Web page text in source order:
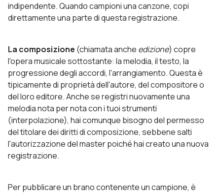
indipendente. Quando campioni una canzone, copi
direttamente una parte di questa registrazione.
La composizione (chiamata anche edizione) copre
l'opera musicale sottostante: la melodia, il testo, la
progressione degli accordi, l'arrangiamento. Questa è
tipicamente di proprietà dell'autore, del compositore o
del loro editore. Anche se registri nuovamente una
melodia nota per nota con i tuoi strumenti
(interpolazione), hai comunque bisogno del permesso
del titolare dei diritti di composizione, sebbene salti
l'autorizzazione del master poiché hai creato una nuova
registrazione.
Per pubblicare un brano contenente un campione, è